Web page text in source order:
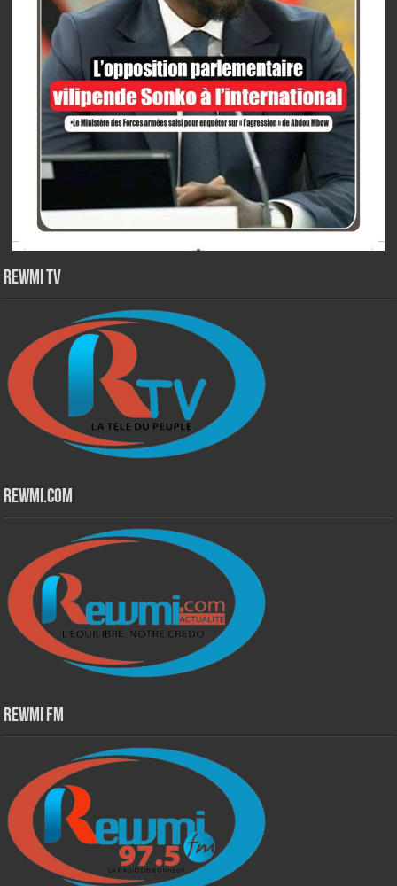
Rewmi TV
Rewmi.Com
Rewmi Fm